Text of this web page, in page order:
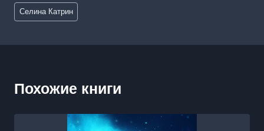
Метки
записи:
Селина Катрин
Похожие книги